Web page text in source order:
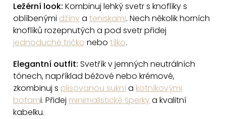
r
v
k
y
v
ý
p
i
Ležérní look: Kombinuj lehký svetr s knoflíky s
oblíbenými džínya teniskami. Nech několik horních
knoflíků rozepnutých a pod svetr přidej
jednoduché tričko nebo tílko.
Elegantní outfit: Svetřík v jemných neutrálních
tónech, například béžové nebo krémové,
zkombinuj s plisovanou suknía kotníkovými
botami. Přidej minimalistické šperkya kvalitní
kabelku.